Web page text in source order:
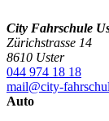
City Fahrschule
Zürichstrasse 14
8610 Uster
044 974 18 18
mail@city-
Auto